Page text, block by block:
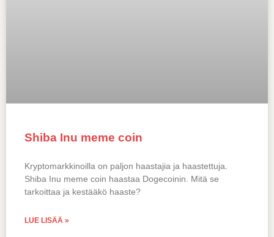
Shiba Inu meme coin
Kryptomarkkinoilla on paljon haastajia ja haastettuja.
Shiba Inu meme coin haastaa Dogecoinin. Mitä se
tarkoittaa ja kestääkö haaste?
LUE LISÄÄ »